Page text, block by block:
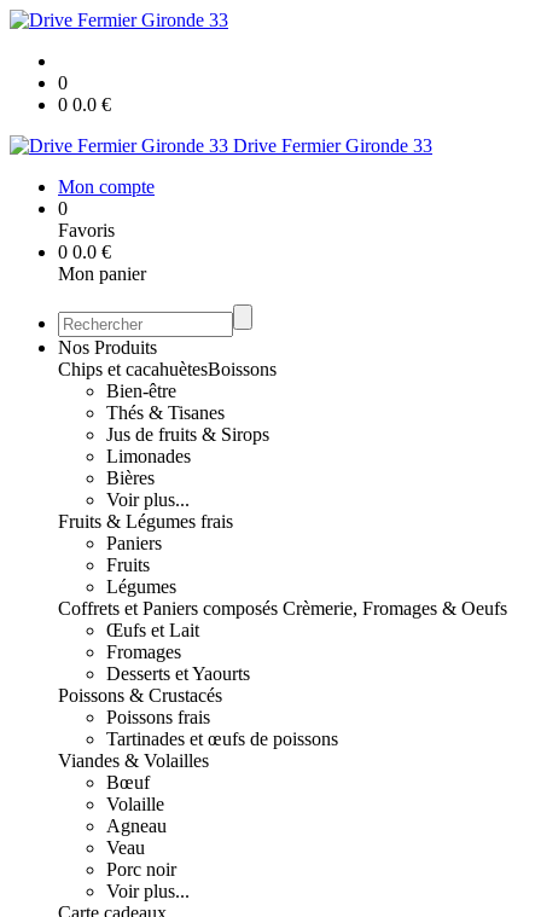
0
0 0.0 €
Drive Fermier Gironde 33
Mon compte
0
Favoris
0 0.0 €
Mon panier
Nos Produits
Chips et cacahuètesBoissons
Bien-être
Thés & Tisanes
Jus de fruits & Sirops
Limonades
Bières
Voir plus...
Fruits & Légumes frais
Paniers
Fruits
Légumes
Coffrets et Paniers composés Crèmerie, Fromages & Oeufs
Œufs et Lait
Fromages
Desserts et Yaourts
Poissons & Crustacés
Poissons frais
Tartinades et œufs de poissons
Viandes & Volailles
Bœuf
Volaille
Agneau
Veau
Porc noir
Voir plus...
Carte cadeaux